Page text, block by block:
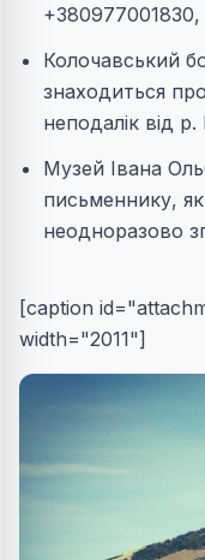
Колочавський
знаходиться
неподалік від
Музей Івана
письменнику,
неодноразово
[caption
width="2011"]